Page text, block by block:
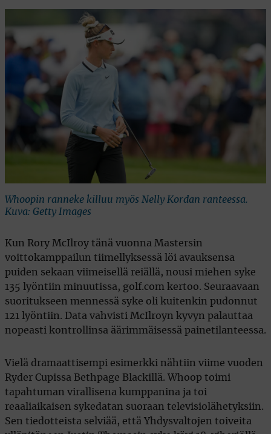
Whoopin ranneke killuu myös Nelly Kordan ranteessa.
Kuva: Getty Images
Kun Rory McIlroy tänä vuonna Mastersin
voittokamppailun tiimellyksessä löi avauksensa
puiden sekaan viimeisellä reiällä, nousi miehen syke
135 lyöntiin minuutissa, golf.com kertoo. Seuraavaan
suoritukseen mennessä syke oli kuitenkin pudonnut
121 lyöntiin. Data vahvisti McIlroyn kyvyn palauttaa
nopeasti kontrollinsa äärimmäisessä painetilanteessa.
Vielä dramaattisempi esimerkki nähtiin viime vuoden
Ryder Cupissa Bethpage Blackillä. Whoop toimi
tapahtuman virallisena kumppanina ja toi
reaaliaikaisen sykedatan suoraan televisiolähetyksiin.
Sen tiedotteista selviää, että Yhdysvaltojen toiveita